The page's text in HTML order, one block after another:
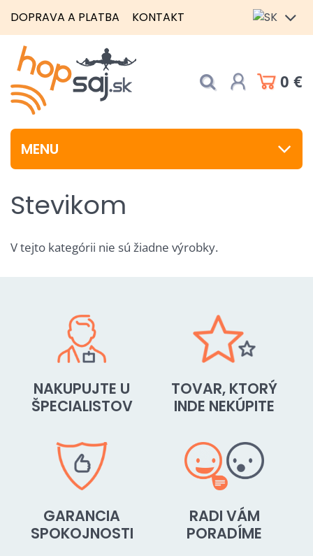
DOPRAVA A PLATBA KONTAKT
0 €
MENU
Stevikom
V tejto kategórii nie sú žiadne výrobky.
NAKUPUJTE U
ŠPECIALISTOV
TOVAR, KTORÝ
INDE NEKÚPITE
GARANCIA
SPOKOJNOSTI
RADI VÁM
PORADÍME